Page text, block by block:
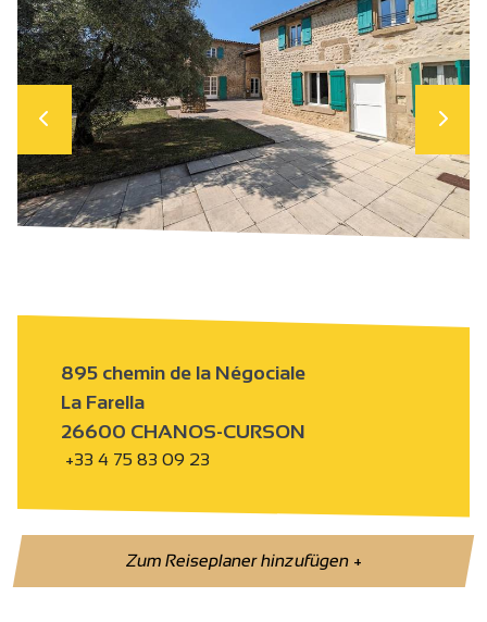
895 chemin de la Négociale
La Farella
26600 CHANOS-CURSON
+33 4 75 83 09 23
Zum Reiseplaner hinzufügen+